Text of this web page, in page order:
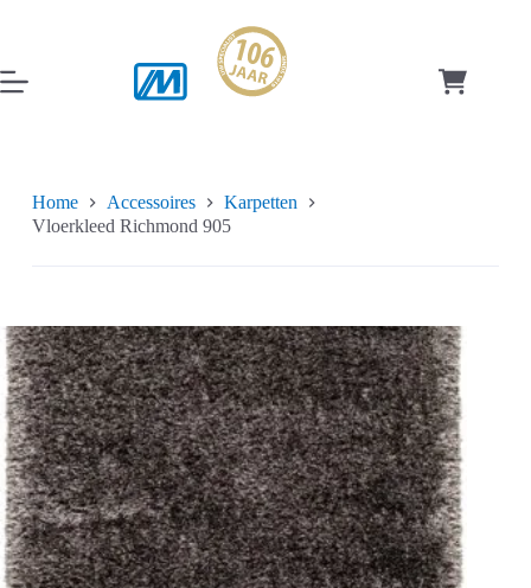
inhoud
Home Accessoires
Karpetten
Vloerkleed Richmond 905